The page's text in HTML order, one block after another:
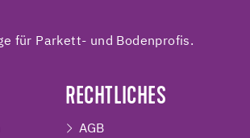
für Parkett- und Bodenprofis.
RECHTLICHES
AGB